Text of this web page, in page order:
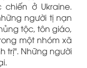
ở Ukraine.
người tị nạn
tộc, tôn giáo,
một nhóm xã
trị". Những người